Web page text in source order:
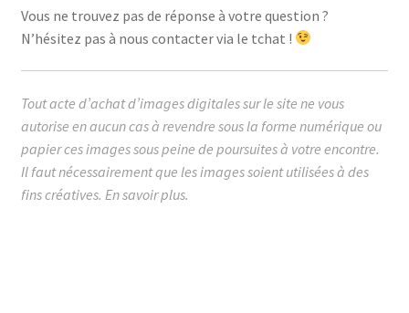
Vous ne trouvez pas de réponse à votre question ?
N’hésitez pas à nous contacter via le tchat !
Tout acte d’achat d’images digitales sur le site ne vous
autorise en aucun cas à revendre sous la forme numérique ou
papier ces images sous peine de poursuites à votre encontre.
Il faut nécessairement que les images soient utilisées à des
fins créatives. En savoir plus.